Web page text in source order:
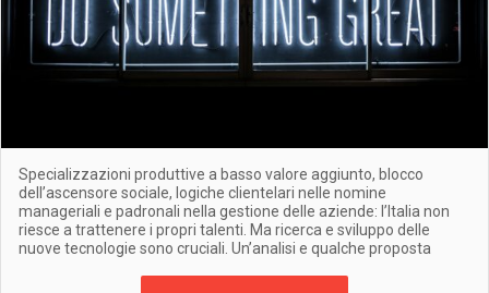
Specializzazioni produttive a basso valore aggiunto, blocco
dell’ascensore sociale, logiche clientelari nelle nomine
manageriali e padronali nella gestione delle aziende: l’Italia non
riesce a trattenere i propri talenti. Ma ricerca e sviluppo delle
nuove tecnologie sono cruciali. Un’analisi e qualche proposta